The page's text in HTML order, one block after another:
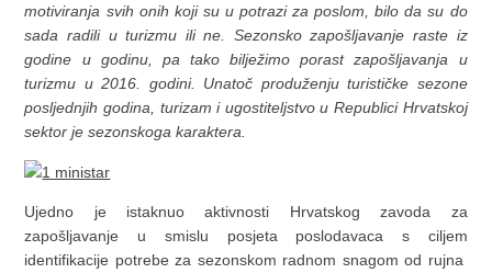
motiviranja svih onih koji su u potrazi za poslom, bilo da su do
sada radili u turizmu ili ne. Sezonsko zapošljavanje raste iz
godine u godinu, pa tako bilježimo porast zapošljavanja u
turizmu u 2016. godini. Unatoč produženju turističke sezone
posljednjih godina, turizam i ugostiteljstvo u Republici Hrvatskoj
sektor je sezonskoga karaktera.
Ujedno je istaknuo aktivnosti Hrvatskog zavoda za
zapošljavanje u smislu posjeta poslodavaca s ciljem
identifikacije potrebe za sezonskom radnom snagom od rujna